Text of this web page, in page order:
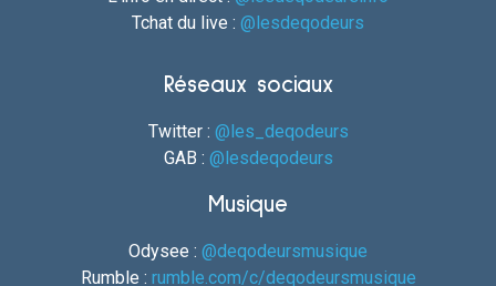
Tchat du live : @lesdeqodeurs
Réseaux sociaux
Twitter : @les_deqodeurs
GAB : @lesdeqodeurs
Musique
Odysee : @deqodeursmusique
Rumble : rumble.com/c/deqodeursmusique